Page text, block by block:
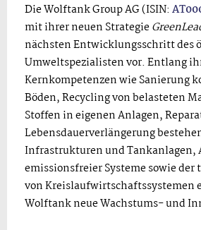
Die Wolftank Group AG (ISIN:
mit ihrer neuen Strategie
nächsten Entwicklungsschritt des
Umweltspezialisten vor. Entlang
Kernkompetenzen wie Sanierung
Böden, Recycling von belasteten
Stoffen in eigenen Anlagen,
Lebensdauerverlängerung
Infrastrukturen und Tankanlagen,
emissionsfreier Systeme sowie der
von Kreislaufwirtschaftssystemen
Wolftank neue Wachstums- und